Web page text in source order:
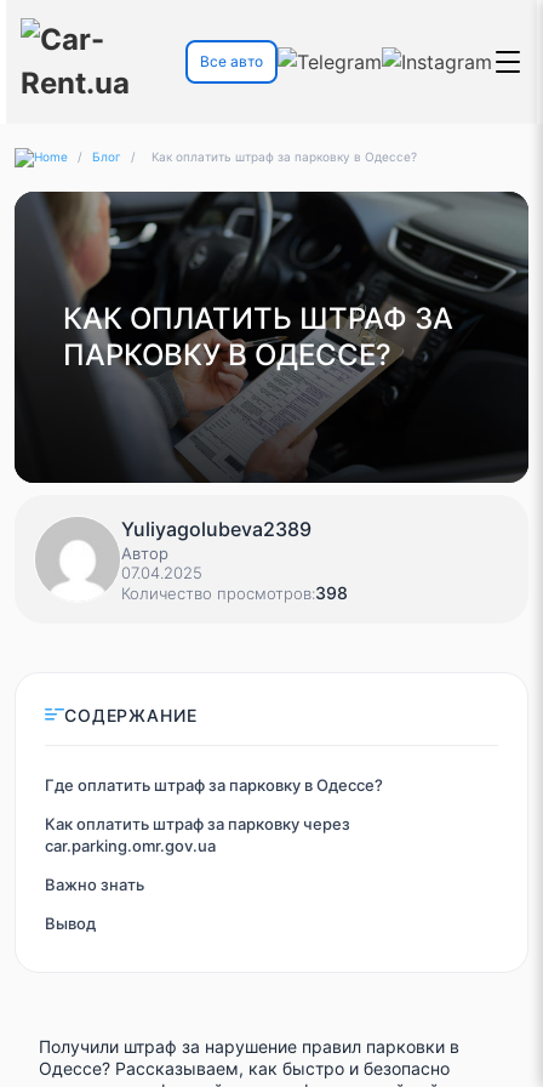
Все авто
/ Блог / Как оплатить штраф за парковку в Одессе?
КАК ОПЛАТИТЬ ШТРАФ ЗА
ПАРКОВКУ В ОДЕССЕ?
Yuliyagolubeva2389
Автор
07.04.2025
Количество просмотров:398
СОДЕРЖАНИЕ
Где оплатить штраф за парковку в Одессе?
Как оплатить штраф за парковку через
car.parking.omr.gov.ua
Важно знать
Вывод
Получили штраф за нарушение правил парковки в
Одессе? Рассказываем, как быстро и безопасно